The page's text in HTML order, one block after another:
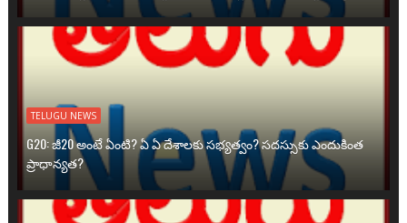
TELUGU NEWS
G20: జీ20 అంటే ఏంటి? ఏ ఏ దేశాలకు సభ్యత్వం? సదస్సుకు ఎందుకింత
ప్రాధాన్యత?